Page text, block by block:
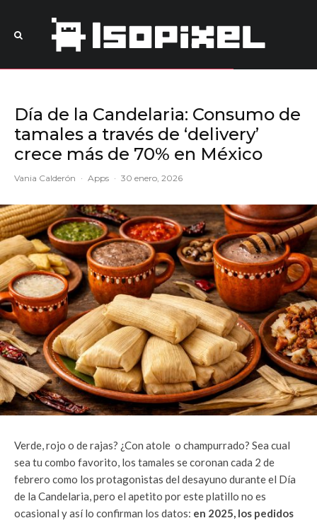
Día de la Candelaria: Consumo de
tamales a través de ‘delivery’
crece más de 70% en México
Vania Calderón · Apps · 30 enero, 2026
Verde, rojo o de rajas? ¿Con atole o champurrado? Sea cual
sea tu combo favorito, los tamales se coronan cada 2 de
febrero como los protagonistas del desayuno durante el Día
de la Candelaria, pero el apetito por este platillo no es
ocasional y así lo confirman los datos: en 2025, los pedidos